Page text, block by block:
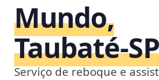
Mundo,
Taubaté‑SP
Serviço de reboque e